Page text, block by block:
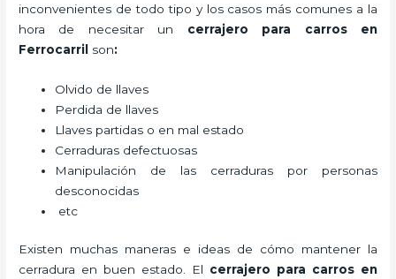
inconvenientes de todo tipo y los casos más comunes a la
hora de necesitar un cerrajero para carros en
Ferrocarril son:
Olvido de llaves
Perdida de llaves
Llaves partidas o en mal estado
Cerraduras defectuosas
Manipulación de las cerraduras por personas
desconocidas
etc
Existen muchas maneras e ideas de cómo mantener la
cerradura en buen estado. El cerrajero para carros en